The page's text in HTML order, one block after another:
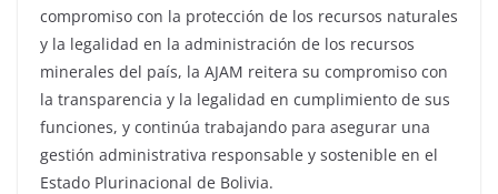
compromiso con la protección de los recursos naturales
y la legalidad en la administración de los recursos
minerales del país, la AJAM reitera su compromiso con
la transparencia y la legalidad en cumplimiento de sus
funciones, y continúa trabajando para asegurar una
gestión administrativa responsable y sostenible en el
Estado Plurinacional de Bolivia.